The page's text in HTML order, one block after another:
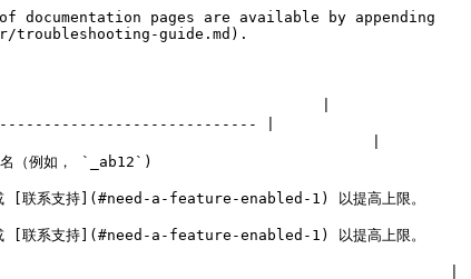
pages are available by appending
troubleshooting-guide.md).
|
|
|
例如， `_ab12`)
系支持](#need-a-feature-enabled-1) 以提高上限。
[联系支持](#need-a-feature-enabled-1) 以提高上限。
VNC 会话。                                                   |